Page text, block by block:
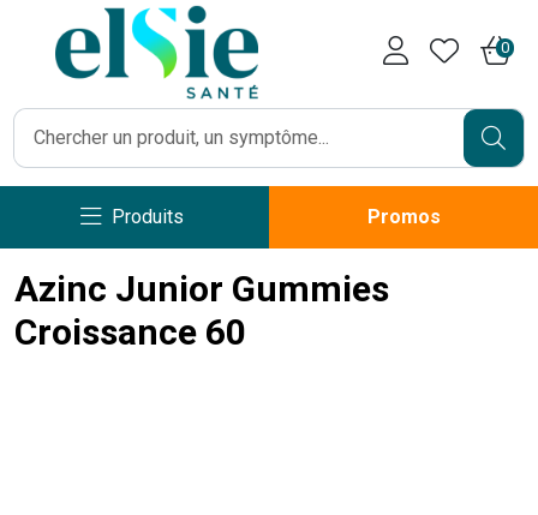
0
Produits Promos
Azinc Junior Gummies
Croissance 60